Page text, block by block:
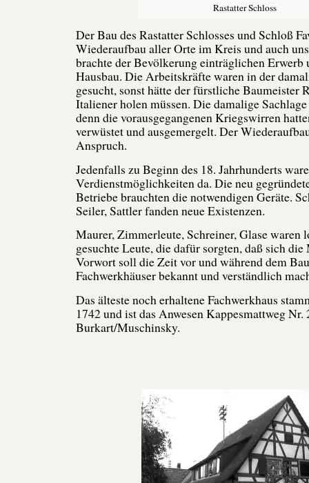
Rastatter Schloss
Der Bau des Rastatter Schlosses und Schloß
Wiederaufbau aller Orte im Kreis und auch
brachte der Bevölkerung einträglichen
Hausbau. Die Arbeitskräfte waren in der
gesucht, sonst hätte der fürstliche Baumeister
Italiener holen müssen. Die damalige
denn die vorausgegangenen Kriegswirren
verwüstet und ausgemergelt. Der
Anspruch.
Jedenfalls zu Beginn des 18. Jahrhunderts
Verdienstmöglichkeiten da. Die neu
Betriebe brauchten die notwendigen Geräte.
Seiler, Sattler fanden neue Existenzen.
Maurer, Zimmerleute, Schreiner, Glase waren
gesuchte Leute, die dafür sorgten, daß sich
Vorwort soll die Zeit vor und während dem
Fachwerkhäuser bekannt und verständlich
Das älteste noch erhaltene Fachwerkhaus
1742 und ist das Anwesen Kappesmattweg Nr.
Burkart/Muschinsky.